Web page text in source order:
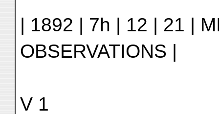
| 1892 | 7h | 12 | 21 |
OBSERVATIONS |
V 1